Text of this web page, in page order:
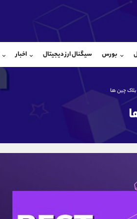
بورس سیگنال ارز دیجیتال اخبار
بلاک چین‌ ها
شروع گفتگو
@Armteam_admin_104
واتساپ